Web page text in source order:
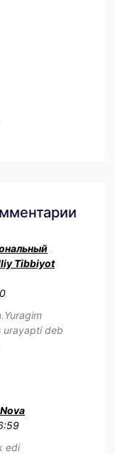
Tibbiyot
urayapti deb
edi